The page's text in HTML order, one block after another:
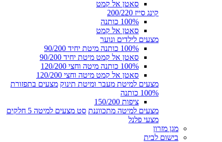
סאטן אל קמט
קינג סייז 200/220
100% כותנה
סאטן אל קמט
מצעים לילדים ונוער
100% כותנה מיטת יחיד 90/200
סאטן אל קמט מיטת יחיד 90/200
100% כותנה מיטה וחצי 120/200
סאטן אל קמט מיטה וחצי 120/200
מצעים למיטת מעבר ומיטת תינוק מצעים בתפזורת
100% כותנה
ציפות 150/200
מצעים למיטה מתכווננת סט מצעים למיטה 5 חלקים
מצעי פלנל
מגן מזרון
בישום לבית